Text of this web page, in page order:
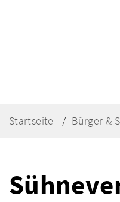
Startseite Bürger &